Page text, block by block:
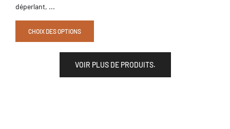
déperlant, ...
CHOIX DES OPTIONS
VOIR PLUS DE PRODUITS.